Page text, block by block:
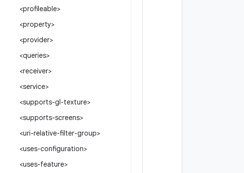
<profileable>
<property>
<provider>
<queries>
<receiver>
<service>
<supports-gl-texture>
<supports-screens>
<uri-relative-filter-group>
<uses-configuration>
<uses-feature>